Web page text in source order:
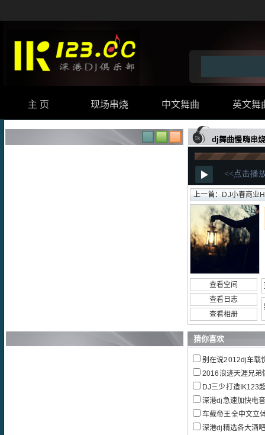
主 页 现场串烧 中文舞曲 英文舞
dj舞曲慢嗨串
上一首：DJ小春商业Hi
查看空间
查看日志
查看相册
猜你喜欢
别在说2012dj车载
2016浪迹天涯兄弟情
DJ三少打造IK123超
深港dj急速加快电
车载帝王全中文立体声
深港dj精选各大酒吧